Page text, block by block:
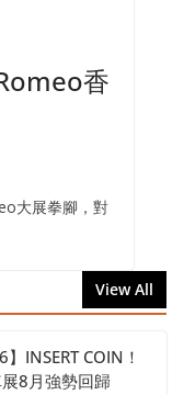
香
大展拳腳，對
View All
INSERT COIN！
8月強勢回歸